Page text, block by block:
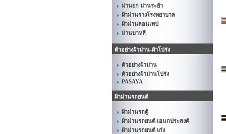
ม่านยก ม่านระย้า
ผ้าม่านรางโรงพยาบาล
ผ้าม่านลอนเทป
ม่านบาหลี
ตัวอย่างผ้าม่าน-ผ้าโปร่ง
ตัวอย่างผ้าม่าน
ตัวอย่างผ้าม่านโปร่ง
PASAYA
ผ้าม่านรถยนต์
ผ้าม่านรถตู้
ผ้าม่านรถยนต์ เอนกประสงค์
ผ้าม่านรถยนต์ เก๋ง